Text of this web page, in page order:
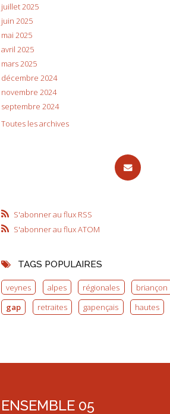
juillet 2025
juin 2025
mai 2025
avril 2025
mars 2025
décembre 2024
novembre 2024
septembre 2024
Toutes les archives
S'abonner au flux RSS
S'abonner au flux ATOM
TAGS POPULAIRES
veynes alpes régionales briançon
gap
retraites gapençais hautes
ENSEMBLE 05